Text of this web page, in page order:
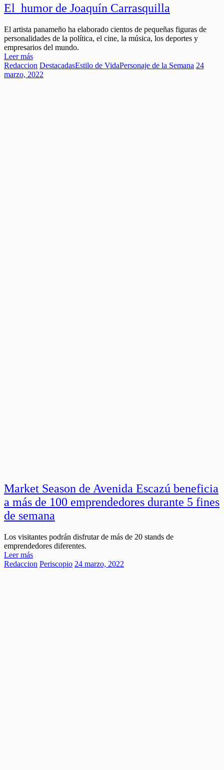
El humor de Joaquín Carrasquilla
El artista panameño ha elaborado cientos de pequeñas figuras de
personalidades de la política, el cine, la música, los deportes y
empresarios del mundo.
Leer más
Redaccion DestacadasEstilo de VidaPersonaje de la Semana 24
marzo, 2022
Market Season de Avenida Escazú beneficia
a más de 100 emprendedores durante 5 fines
de semana
Los visitantes podrán disfrutar de más de 20 stands de
emprendedores diferentes.
Leer más
Redaccion Periscopio 24 marzo, 2022